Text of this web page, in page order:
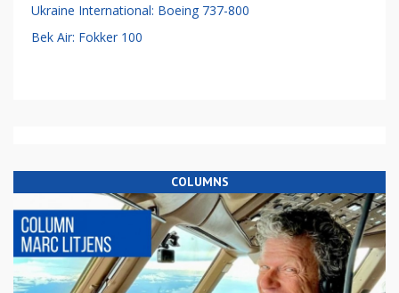
Ukraine International: Boeing 737-800
Bek Air: Fokker 100
COLUMNS